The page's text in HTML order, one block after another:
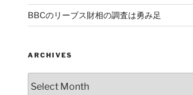
BBCのリーブス財相の調査は勇み足
ARCHIVES